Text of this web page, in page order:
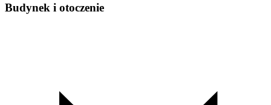
Budynek i otoczenie